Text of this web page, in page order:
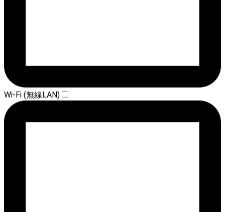
Wi-Fi (無線LAN)